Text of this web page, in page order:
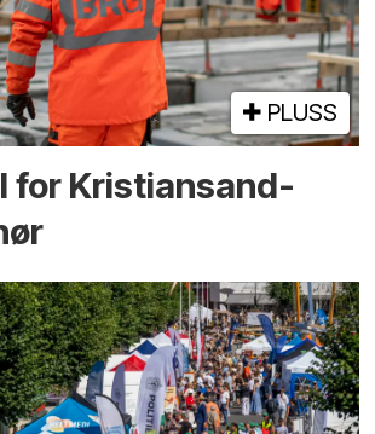
PLUSS
for Kristiansand-